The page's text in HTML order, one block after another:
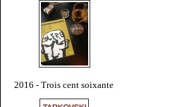
2016 - Trois cent soixante